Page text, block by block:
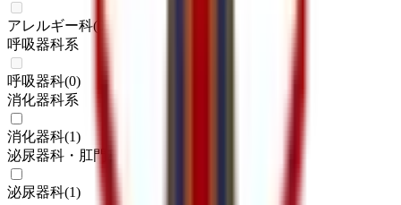
アレルギー科(
呼吸器科系
呼吸器科(0)
消化器科系
消化器科(1)
泌尿器科・肛門科系
泌尿器科(1)